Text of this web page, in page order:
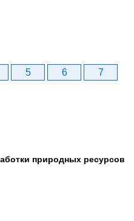
5 6 7
природных ресурсов